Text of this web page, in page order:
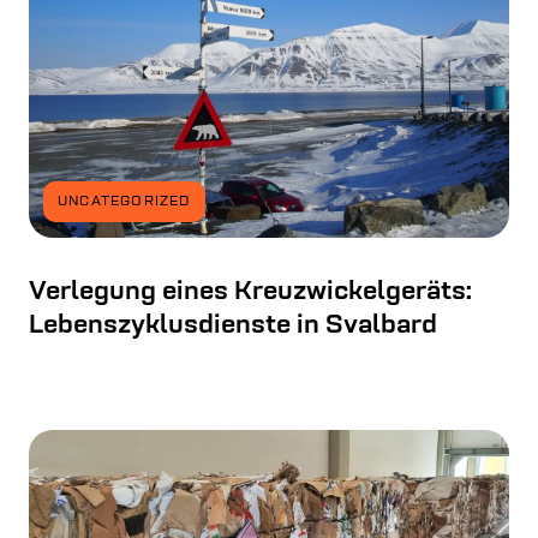
UNCATEGORIZED
Verlegung eines Kreuzwickelgeräts:
Lebenszyklusdienste in Svalbard